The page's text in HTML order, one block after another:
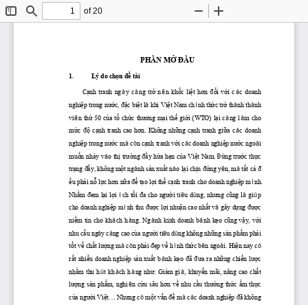
ToggleFind
of 20
Zoom
PHẦN MỞ ĐẦU
1. Lý do chọn đề tài
Cạnh
  tranh  ng
à y  cà ng trở
  n
ê n khốc liệt hơn đối với
  c
á c  doanh
nghiệp trong nước, đặc biệt là khi Việt Nam chính thức trở thành thành
viên thứ 50 của tổ chức thương mại thế giới (WTO) lại càng làm cho
mức độ cạnh
  tranh  cao
hơn.
  Không
những cạnh
  tranh
giữa
  c
á c  doanh
nghiệp trong nước mà còn cạnh tranh với các doanh nghiệp nước ngoài
muốn nhảy vào thị trường đầy hứa hẹn của Việt Nam. Đứng trước thực
trạng đấy, không một ngành sản xuất nào lại chịu đứng yên, mà tất cả đ
ều phải nỗ lực hơn nữa đểtạo lợi thế cạnh tranh cho doanh nghiệp mình.
Nhằm đem lại lợi ích tối đa cho người tiêu dùng, nhưng cũng là giúp
cho doanh nghiệp mình thu được lợi nhuận cao nhất và gây dựng được
niềm
  tin  cho  kh
á ch  hà ng.  Ngà nh  kinh  doanh  bá nh kẹo cũng vậy, với
nhu cầu ngày càng cao của người tiêu dùng không những sản phẩm phải
tốt về chất lượng mà còn phải đẹp về hình thức bên ngoài. Hiện nay có
rất nhiều doanh nghiệp sản xuất bánh kẹo đã đưa ra những chiến lược
nhằm
  thu  h
ú t  khá ch  hà ng như: Giảm
  gi
á , khuyến
  mãi,  nâng  cao
chất
lượng sản phẩm,
  nghi
ê n cứu
  sâu
hơn về
  nhu
cầu thưởng thức ẩm thực
của người Việt... Nhưng cómột vấn đề mà các doanh nghiệp đã không